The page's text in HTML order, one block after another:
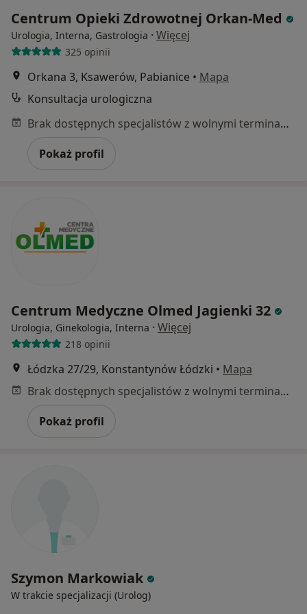
Centrum Opieki Zdrowotnej Orkan-Med
Urologia, Interna, Gastrologia · Więcej
325 opinii
Orkana 3, Ksawerów, Pabianice • Mapa
Konsultacja urologiczna
Brak dostępnych specjalistów z wolnymi terminami w tym centrum medycznym.
Pokaż profil
Centrum Medyczne Olmed Jagienki 32
Urologia, Ginekologia, Interna · Więcej
218 opinii
Łódzka 27/29, Konstantynów Łódzki • Mapa
Brak dostępnych specjalistów z wolnymi terminami w tym centrum medycznym.
Pokaż profil
Szymon Markowiak
W trakcie specjalizacji (Urolog)